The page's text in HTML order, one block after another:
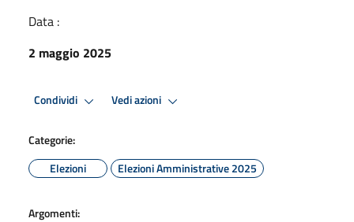
Data :
2 maggio 2025
Condividi Vedi azioni
Categorie:
Elezioni
Elezioni Amministrative 2025
Argomenti: